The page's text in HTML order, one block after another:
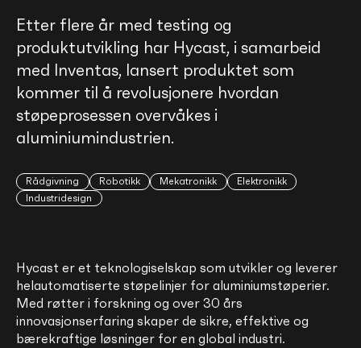
Etter flere år med testing og
produktutvikling har Hycast, i samarbeid
med Inventas, lansert produktet som
kommer til å revolusjonere hvordan
støpeprosessen overvåkes i
aluminiumindustrien.
Rådgivning Robotikk Mekatronikk
Elektronikk
Industridesign
Hycast er et teknologiselskap som utvikler og leverer
helautomatiserte støpelinjer for aluminiumstøperier.
Med røtter i forskning og over 30 års
innovasjonserfaring skaper de sikre, effektive og
bærekraftige løsninger for en global industri.